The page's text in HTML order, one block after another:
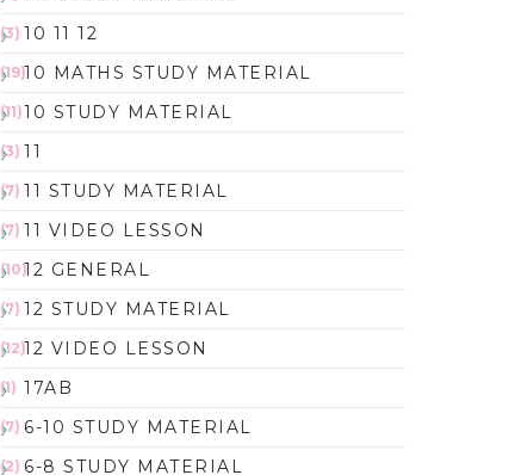
10 11 12
(3)
10 MATHS STUDY MATERIAL
(19)
10 STUDY MATERIAL
(11)
11
(3)
11 STUDY MATERIAL
(7)
11 VIDEO LESSON
(7)
12 GENERAL
(10)
12 STUDY MATERIAL
(7)
12 VIDEO LESSON
(12)
17AB
(1)
6-10 STUDY MATERIAL
(7)
6-8 STUDY MATERIAL
(2)